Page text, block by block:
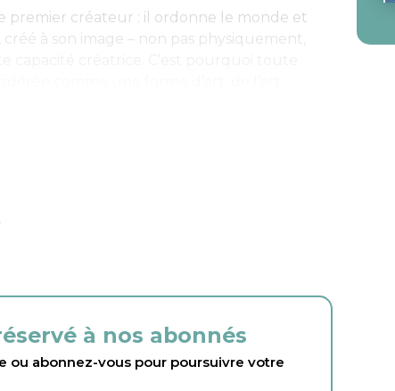
premier créateur : il ordonne le monde et
à son image – non pas physiquement,
à nos abonnés
ou abonnez-vous pour poursuivre votre